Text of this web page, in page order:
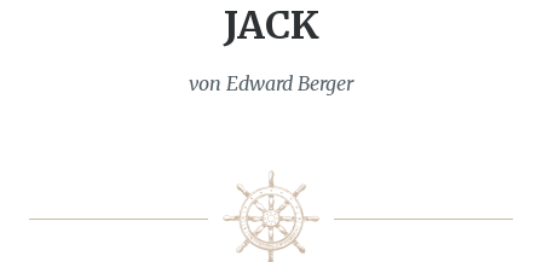
JACK
von Edward Berger